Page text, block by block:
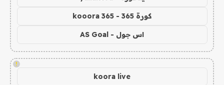
كورة 365 - kooora 365
اس جول - AS Goal
!
koora live